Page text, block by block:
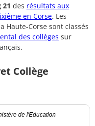
21 des résultats aux
en Corse. Les
Haute-Corse sont classés
des collèges sur
Collège
de l'Education